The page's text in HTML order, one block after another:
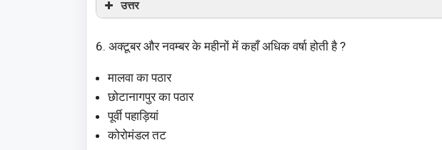
उत्तर
6. अक्टूबर और नवम्बर के महीनों में कहाँ अधिक वर्षा होती है ?
मालवा का पठार
छोटानागपुर का पठार
पूर्वी पहाड़ियां
कोरोमंडल तट